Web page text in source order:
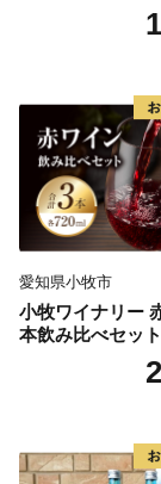
ん、市内事
「くらしよ
待ちしており
愛知県小牧市
小牧ワイナリー
本飲み比べセッ
どう100％使用）